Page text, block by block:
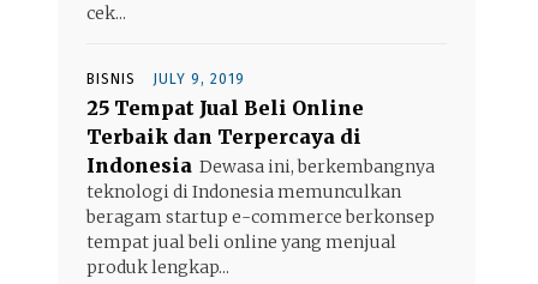
cek...
BISNIS JULY 9, 2019
25 Tempat Jual Beli Online
Terbaik dan Terpercaya di
Indonesia Dewasa ini, berkembangnya
teknologi di Indonesia memunculkan
beragam startup e-commerce berkonsep
tempat jual beli online yang menjual
produk lengkap...